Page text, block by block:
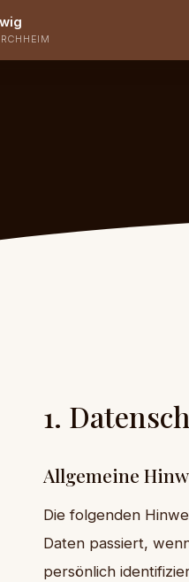
1.
Allgemeine
Die folgenden
Daten passiert,
persönlich